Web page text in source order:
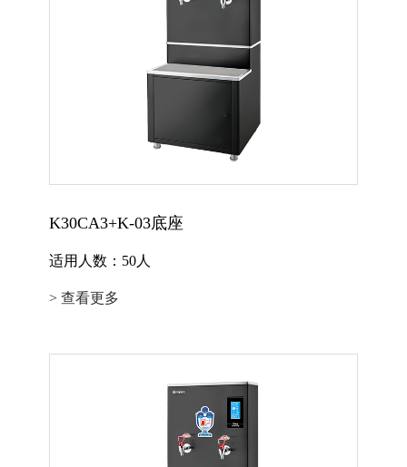
K30CA3+K-03底座
适用人数：50人
> 查看更多